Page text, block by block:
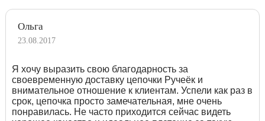
Ольга
23.08.2017
Я хочу выразить свою благодарность за
своевременную доставку цепочки Ручеёк и
внимательное отношение к клиентам. Успели как раз в
срок, цепочка просто замечательная, мне очень
понравилась. Не часто приходится сейчас видеть